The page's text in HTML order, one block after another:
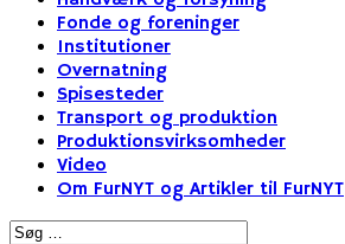
Fonde og foreninger
Institutioner
Overnatning
Spisesteder
Transport og produktion
Produktionsvirksomheder
Video
Om FurNYT og Artikler til FurNYT